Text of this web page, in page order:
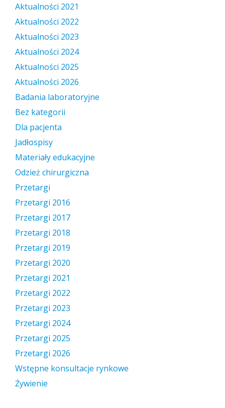
Aktualności 2021
Aktualności 2022
Aktualności 2023
Aktualności 2024
Aktualności 2025
Aktualności 2026
Badania laboratoryjne
Bez kategorii
Dla pacjenta
Jadłospisy
Materiały edukacyjne
Odzież chirurgiczna
Przetargi
Przetargi 2016
Przetargi 2017
Przetargi 2018
Przetargi 2019
Przetargi 2020
Przetargi 2021
Przetargi 2022
Przetargi 2023
Przetargi 2024
Przetargi 2025
Przetargi 2026
Wstępne konsultacje rynkowe
Żywienie